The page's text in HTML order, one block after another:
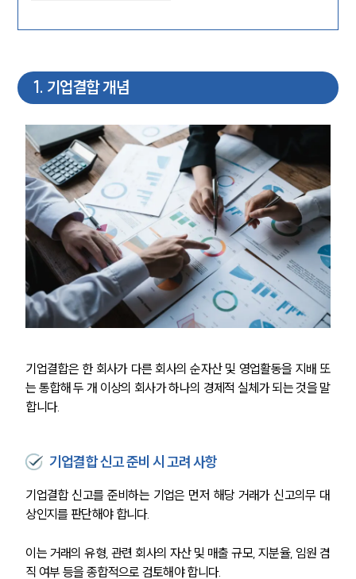
1 . 기업결합 개념
기업결합은 한 회사가 다른 회사의 순자산 및 영업활동을 지배 또
는 통합해 두 개 이상의 회사가 하나의 경제적 실체가 되는 것을 말
합니다.
기업결합 신고 준비 시 고려 사항
기업결합 신고를 준비하는 기업은 먼저 해당 거래가 신고의무 대
상인지를 판단해야 합니다.
이는 거래의 유형, 관련 회사의 자산 및 매출 규모, 지분율, 임원 겸
직 여부 등을 종합적으로 검토해야 합니다.